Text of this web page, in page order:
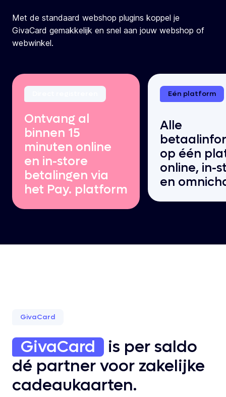
Met de standaard webshop plugins koppel je
GivaCard gemakkelijk en snel aan jouw webshop of
webwinkel.
Ontvang al
binnen 15
minuten online
en in-store
betalingen via
het Pay. platform
Eén platform
Alle
op één
online, in-
en
GivaCard
GivaCard
is per saldo
dé partner voor zakelijke
cadeaukaarten.